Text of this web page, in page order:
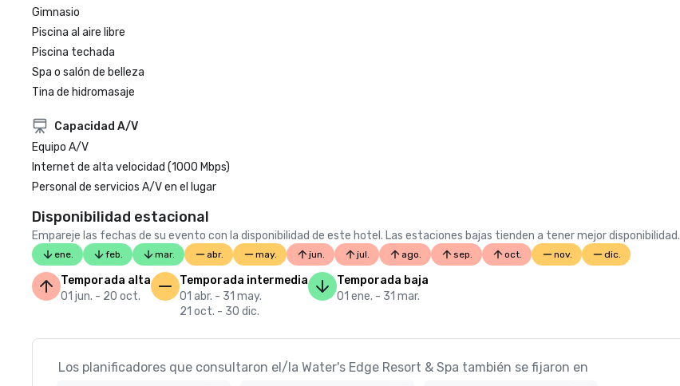
Gimnasio
Piscina al aire libre
Piscina techada
Spa o salón de belleza
Tina de hidromasaje
Capacidad A/V
Equipo A/V
Internet de alta velocidad (1000 Mbps)
Personal de servicios A/V en el lugar
Disponibilidad estacional
Empareje las fechas de su evento con la disponibilidad de este hotel. Las estaciones bajas tienden a tener mejor disponibilidad.
ene. feb. mar. abr. may. jun. jul. ago. sep. oct. nov. dic.
Temporada alta
01 jun. - 20 oct.
Temporada intermedia
01 abr. - 31 may.
21 oct. - 30 dic.
Temporada baja
01 ene. - 31 mar.
Los planificadores que consultaron el/la Water's Edge Resort & Spa también se fijaron en